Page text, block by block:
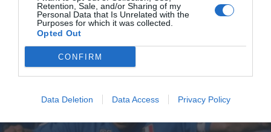
Retention, Sale, and/or Sharing of my
Personal Data that Is Unrelated with the
Purposes for which it was collected.
Opted Out
CONFIRM
Data Deletion Data Access Privacy Policy
το αυτονόητο: ο Ντιεγκίτο άλλαξε την ιστορία.